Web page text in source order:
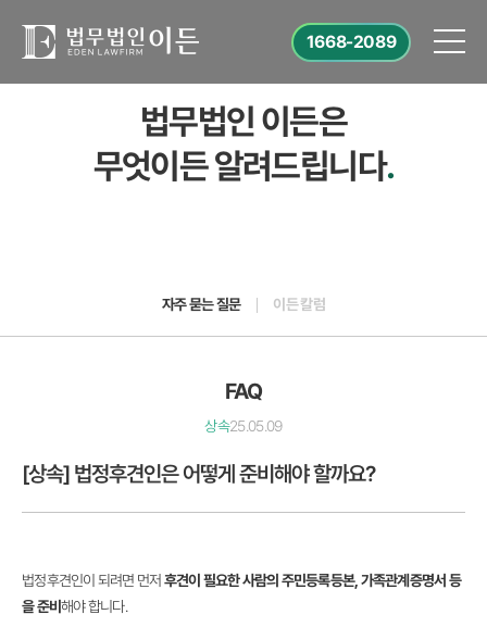
1668-2089
법무법인 이든은
무엇이든 알려드립니다.
자주 묻는 질문 이든 칼럼
FAQ
상속25.05.09
[상속] 법정후견인은 어떻게 준비해야 할까요?
법정후견인이 되려면 먼저 후견이 필요한 사람의 주민등록등본, 가족관계증명서 등
을 준비 해야 합니다.